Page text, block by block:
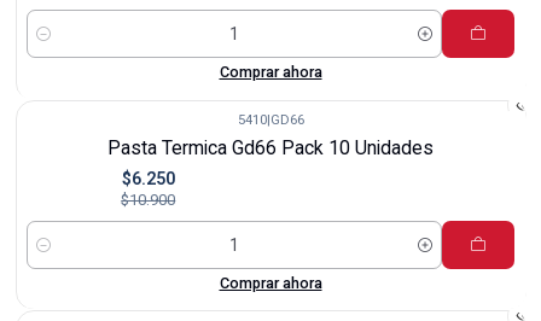
Cantidad
Comprar ahora
5410|GD66
Pasta Termica Gd66 Pack 10 Unidades
$6.250
$10.900
Cantidad
Comprar ahora